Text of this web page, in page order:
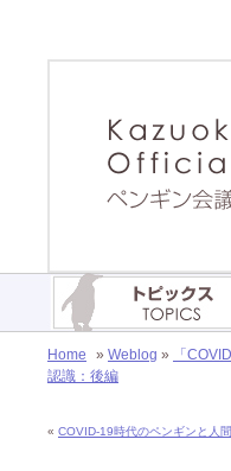
Home » Weblog » 「
認識：後編
« COVID-19時代のペンギンと人